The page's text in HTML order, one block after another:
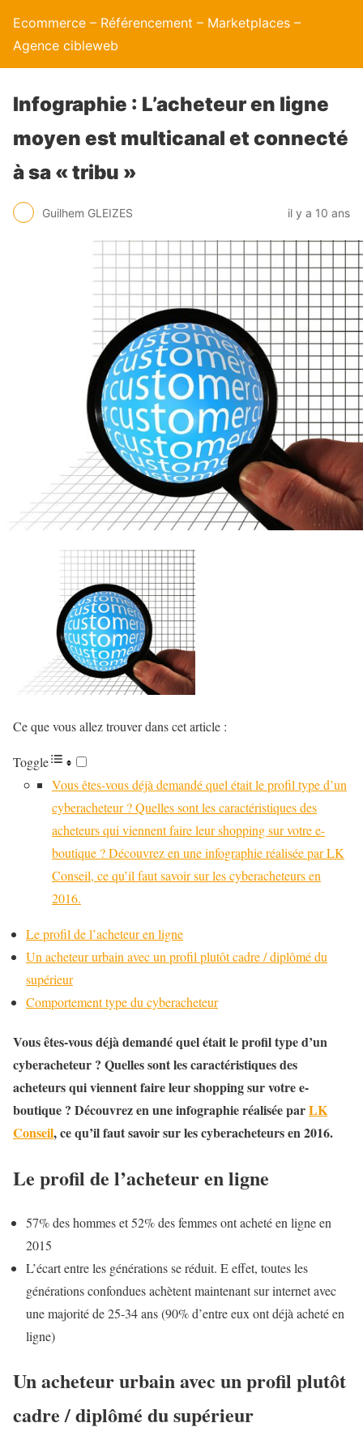
Ecommerce – Référencement – Marketplaces –
Agence cibleweb
Infographie : L’acheteur en ligne
moyen est multicanal et connecté
à sa « tribu »
Guilhem GLEIZES il y a 10 ans
Ce que vous allez trouver dans cet article :
Toggle
Vous êtes-vous déjà demandé quel était le profil type d’un
cyberacheteur ? Quelles sont les caractéristiques des
acheteurs qui viennent faire leur shopping sur votre e-
boutique ? Découvrez en une infographie réalisée par LK
Conseil, ce qu’il faut savoir sur les cyberacheteurs en
2016.
Le profil de l’acheteur en ligne
Un acheteur urbain avec un profil plutôt cadre / diplômé du
supérieur
Comportement type du cyberacheteur
Vous êtes-vous déjà demandé quel était le profil type d’un
cyberacheteur ? Quelles sont les caractéristiques des
acheteurs qui viennent faire leur shopping sur votre e-
boutique ? Découvrez en une infographie réalisée parLK
Conseil, ce qu’il faut savoir sur les cyberacheteurs en 2016.
Le profil de l’acheteur en ligne
57% des hommes et 52% des femmes ont acheté en ligne en
2015
L’écart entre les générations se réduit. E effet, toutes les
générations confondues achètent maintenant sur internet avec
une majorité de 25-34 ans (90% d’entre eux ont déjà acheté en
ligne)
Un acheteur urbain avec un profil plutôt
cadre / diplômé du supérieur